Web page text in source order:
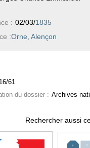
: 02/03/1835
:Orne, Alençon
61
du dossier : Archives
Rechercher aussi